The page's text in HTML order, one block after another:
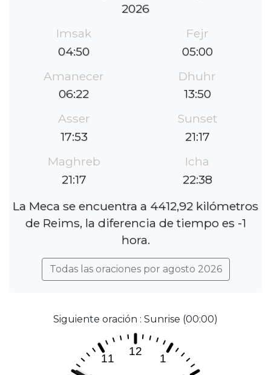
2026
Imsak
04:50
Fejr
05:00
Amanecer
06:22
Dhuhr
13:50
Asser
17:53
Sunset
21:17
Maghreb
21:17
Icha
22:38
La Meca se encuentra a 4412,92 kilómetros
de Reims, la diferencia de tiempo es -1
hora.
Todas las oraciones por agosto 2026
Siguiente oración : Sunrise (00:00)